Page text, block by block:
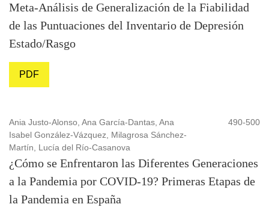
Meta-Análisis de Generalización de la Fiabilidad
de las Puntuaciones del Inventario de Depresión
Estado/Rasgo
PDF
Ania Justo-Alonso, Ana García-Dantas, Ana
Isabel González-Vázquez, Milagrosa Sánchez-
Martín, Lucía del Río-Casanova
490-500
¿Cómo se Enfrentaron las Diferentes Generaciones
a la Pandemia por COVID-19? Primeras Etapas de
la Pandemia en España